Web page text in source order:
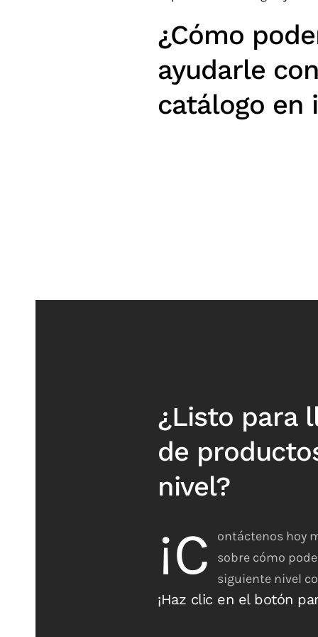
¿Cómo
ayudarle
catálogo en
¿Listo para
de
nivel?
¡C
ontáctenos hoy
sobre cómo
siguiente nivel
¡Haz clic en el botón